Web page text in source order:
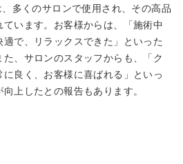
多くのサロンで使用され、その高品
います。お客様からは、「施術中
で、リラックスできた」といった
、サロンのスタッフからも、「ク
良く、お客様に喜ばれる」といっ
上したとの報告もあります。